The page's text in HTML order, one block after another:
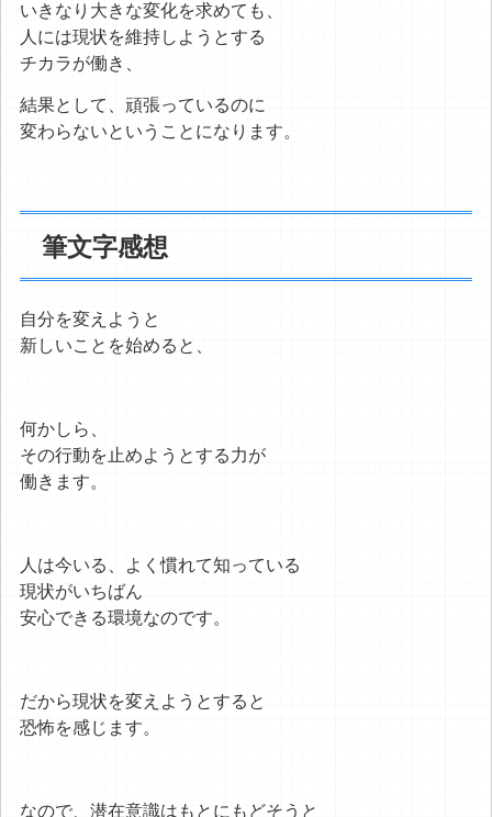
いきなり大きな変化を求めても、
人には現状を維持しようとする
チカラが働き、
結果として、頑張っているのに
変わらないということになります。
筆文字感想
自分を変えようと
新しいことを始めると、
何かしら、
その行動を止めようとする力が
働きます。
人は今いる、よく慣れて知っている
現状がいちばん
安心できる環境なのです。
だから現状を変えようとすると
恐怖を感じます。
なので、潜在意識はもとにもどそうと